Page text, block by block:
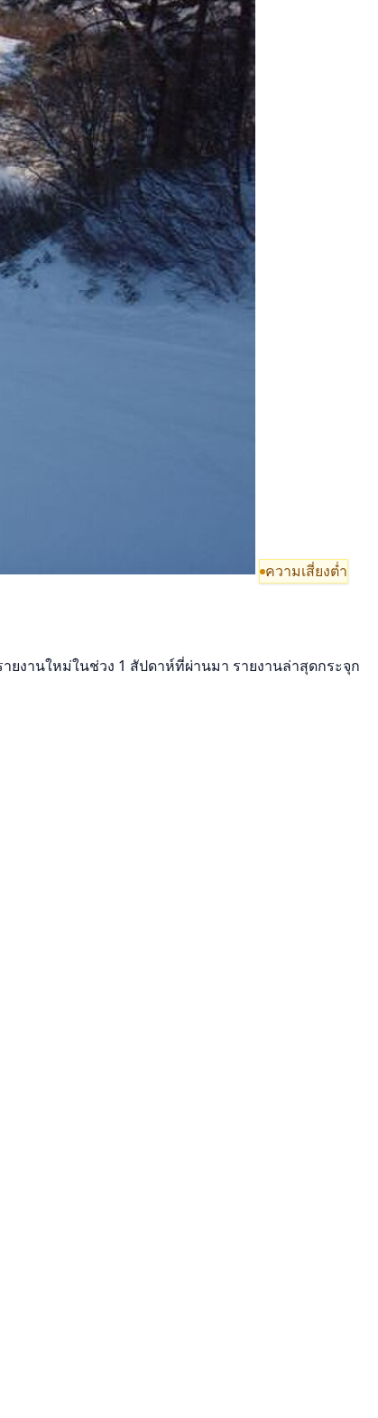
ความเสี่ยงต่ำ
ยงานใหม่ในช่วง 1 สัปดาห์ที่ผ่านมา รายงานล่าสุดกระจุก